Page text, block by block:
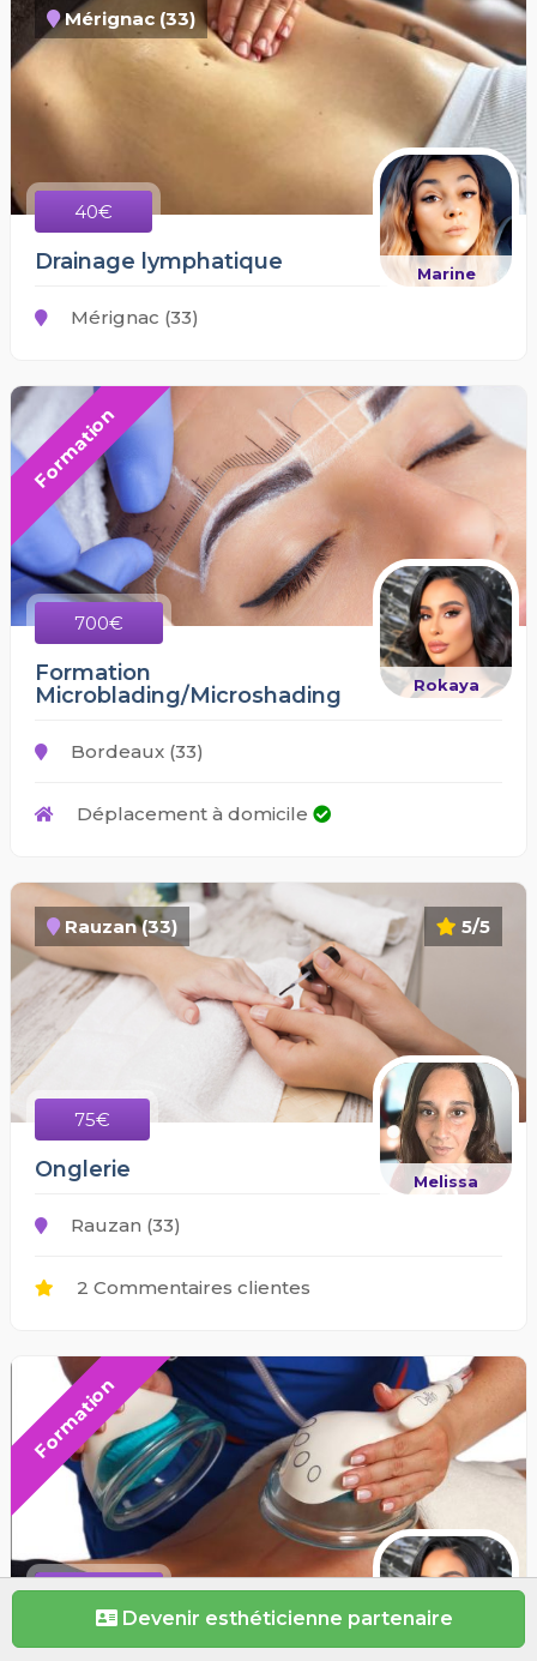
Mérignac (33)
40€
Marine
Drainage lymphatique
Mérignac (33)
Formation
700€
Rokaya
Formation
Microblading/Microshading
Bordeaux (33)
Déplacement à domicile
5/5
Rauzan (33)
75€
Melissa
Onglerie
Rauzan (33)
2 Commentaires clientes
Formation
500€
Formation lifting
Devenir esthéticienne partenaire